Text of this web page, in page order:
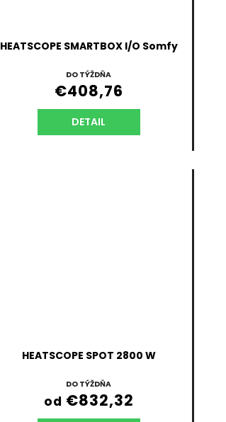
HEATSCOPE SMARTBOX I/O Somfy
DO TÝŽDŇA
€408,76
DETAIL
HEATSCOPE SPOT 2800 W
DO TÝŽDŇA
od €832,32